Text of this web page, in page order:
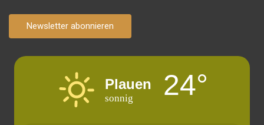
Newsletter abonnieren
Plauen
sonnig 24°